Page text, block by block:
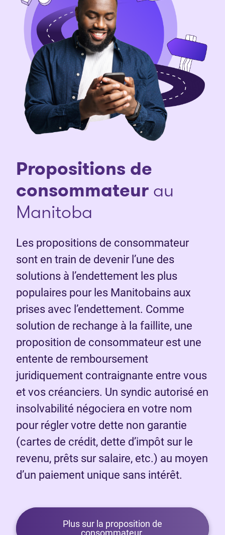
Propositions de
consommateurau
Manitoba
Les propositions de consommateur
sont en train de devenir l’une des
solutions à l’endettement les plus
populaires pour les Manitobains aux
prises avec l’endettement. Comme
solution de rechange à la faillite, une
proposition de consommateur est une
entente de remboursement
juridiquement contraignante entre vous
et vos créanciers. Un syndic autorisé en
insolvabilité négociera en votre nom
pour régler votre dette non garantie
(cartes de crédit, dette d’impôt sur le
revenu, prêts sur salaire, etc.) au moyen
d’un paiement unique sans intérêt.
Plus sur la proposition de
consommateur.